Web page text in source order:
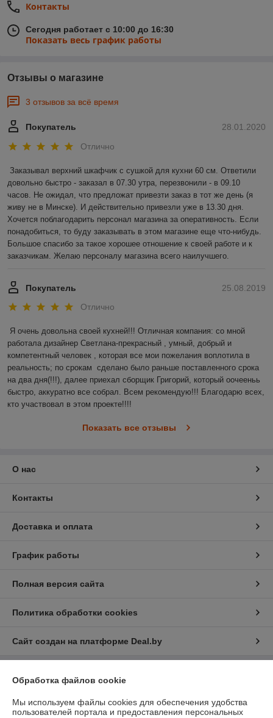
Контакты
Сегодня работает с 10:00 до 16:30
Показать весь график работы
Отзывы о магазине
3 отзывов за всё время
28.01.2020
Покупатель
Отлично
Заказывал верхний шкафчик с сушкой для кухни 60 см. Ответили
довольно быстро - заказал в 07.30 утра, перезвонили - в 09.10
часов. Не ожидал, что предложат привезти заказ в тот же день (я
живу не в Минске). И действительно привезли уже в 13.30 дня.
Хочется поблагодарить персонал магазина за оперативность. Если
понадобиться, то буду заказывать в этом магазине еще что-нибудь.
Большое спасибо за такое хорошее отношение к своей работе и к
заказчикам. Желаю персоналу магазина всего наилучшего.
25.08.2019
Покупатель
Отлично
Я очень довольна своей кухней!!! Отличная компания: со мной
работала дизайнер Светлана-прекрасный , умный, добрый и
компетентный человек , которая все мои пожелания воплотила в
реальность; по срокам  сделано было раньше поставленного срока
на два дня(!!!), далее приехал сборщик Григорий, который оочееньь
быстро, аккуратно все собрал. Всем рекомендую!!! Благодарю всех,
кто участвовал в этом проекте!!!!
Показать все отзывы
О нас
Контакты
Доставка и оплата
График работы
Полная версия сайта
Политика обработки cookies
Сайт создан на платформе Deal.by
Информация для покупателя
Индивидуальный предприниматель:ИП Недобега П.Н.
Минская обл., Минский р-н,
Обработка файлов cookie
Мы используем файлы cookies для обеспечения удобства
пользователей портала и предоставления персональных